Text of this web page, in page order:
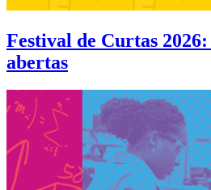
Festival de Curtas
abertas